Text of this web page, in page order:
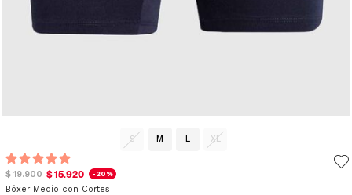
S M L XL
$ 19.900 $ 15.920 -20%
Bóxer Medio con Cortes